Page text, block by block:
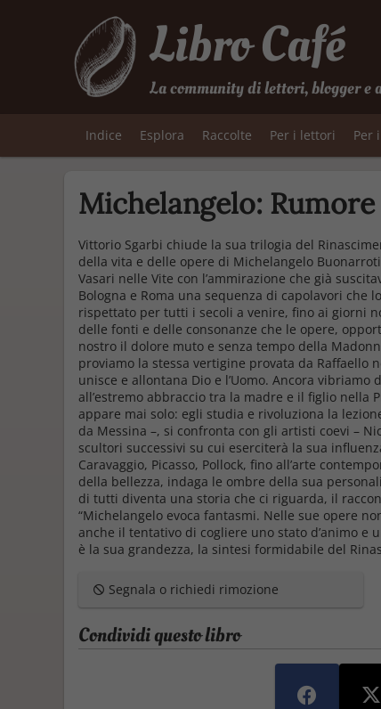
Libro Café
La community di lettori, blogger e
Indice Esplora Raccolte Per i lettori Per
Michelangelo:
Vittorio Sgarbi chiude la sua trilogia del
della vita e delle opere di Michelangelo
Vasari nelle Vite con l’ammirazione che già
Bologna e Roma una sequenza di capolavori che
rispettato per tutti i secoli a venire, fino ai giorni
delle fonti e delle consonanze che le opere,
nostro il dolore muto e senza tempo della
proviamo la stessa vertigine provata da Raffaello
unisce e allontana Dio e l’Uomo. Ancora
all’estremo abbraccio tra la madre e il figlio nella
appare mai solo: egli studia e rivoluziona la
da Messina –, si confronta con gli artisti coevi –
scultori successivi su cui eserciterà la sua
Caravaggio, Picasso, Pollock, fino all’arte
della bellezza, indaga le ombre della sua
di tutti diventa una storia che ci riguarda, il
“Michelangelo evoca fantasmi. Nelle sue opere
anche il tentativo di cogliere uno stato d’animo
è la sua grandezza, la sintesi formidabile del
Segnala o richiedi rimozione
Condividi questo libro